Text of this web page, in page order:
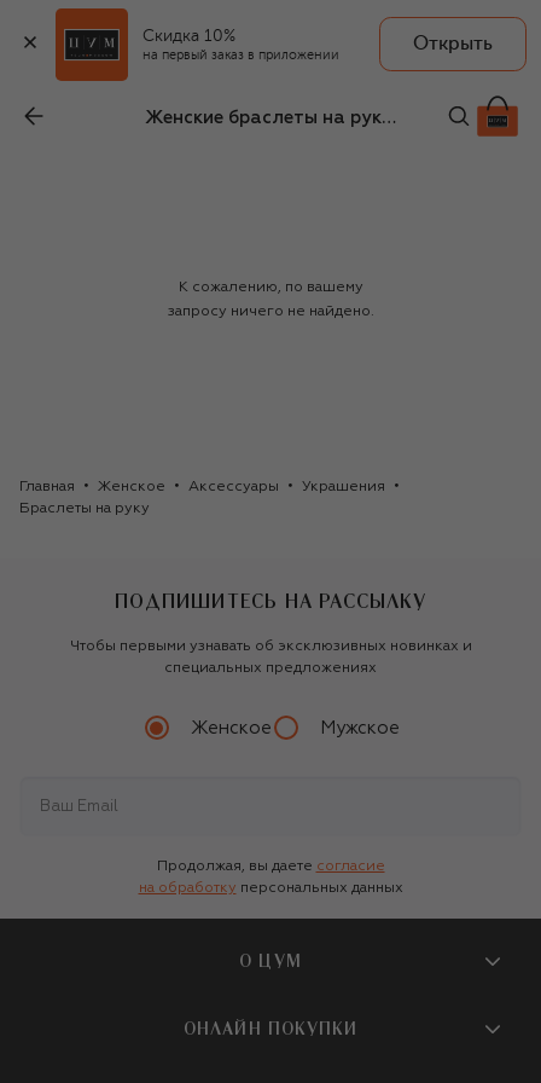
Скидка 10%
на первый заказ в приложении
Открыть
Женские браслеты на руку Exclaim
К сожалению, по вашему
запросу ничего не найдено.
Главная Женское Аксессуары
Украшения
Браслеты на руку
ПОДПИШИТЕСЬ НА РАССЫЛКУ
Чтобы первыми узнавать об эксклюзивных новинках и
специальных предложениях
Женское Мужское
Продолжая, вы даете согласие
на обработку персональных данных
О ЦУМ
О магазине
ОНЛАЙН ПОКУПКИ